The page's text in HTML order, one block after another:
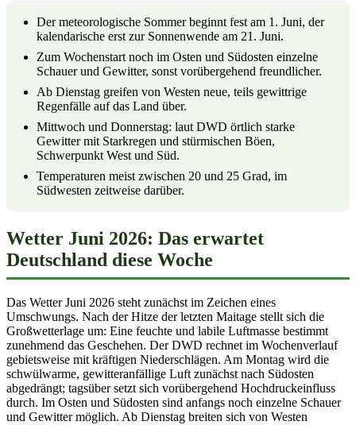
Der meteorologische Sommer beginnt fest am 1. Juni, der
kalendarische erst zur Sonnenwende am 21. Juni.
Zum Wochenstart noch im Osten und Südosten einzelne
Schauer und Gewitter, sonst vorübergehend freundlicher.
Ab Dienstag greifen von Westen neue, teils gewittrige
Regenfälle auf das Land über.
Mittwoch und Donnerstag: laut DWD örtlich starke
Gewitter mit Starkregen und stürmischen Böen,
Schwerpunkt West und Süd.
Temperaturen meist zwischen 20 und 25 Grad, im
Südwesten zeitweise darüber.
Wetter Juni 2026: Das erwartet
Deutschland diese Woche
Das Wetter Juni 2026 steht zunächst im Zeichen eines
Umschwungs. Nach der Hitze der letzten Maitage stellt sich die
Großwetterlage um: Eine feuchte und labile Luftmasse bestimmt
zunehmend das Geschehen. Der DWD rechnet im Wochenverlauf
gebietsweise mit kräftigen Niederschlägen. Am Montag wird die
schwülwarme, gewitteranfällige Luft zunächst nach Südosten
abgedrängt; tagsüber setzt sich vorübergehend Hochdruckeinfluss
durch. Im Osten und Südosten sind anfangs noch einzelne Schauer
und Gewitter möglich. Ab Dienstag breiten sich von Westen